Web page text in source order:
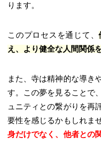
ります。
このプロセスを通じて、
え、より健全な人間関係
また、寺は精神的な導き
す。この夢を見ることで
ュニティとの繋がりを再
要性を感じるかもしれま
身だけでなく、他者との